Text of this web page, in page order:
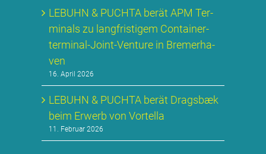
LE­BUHN & PUCH­TA be­rät APM Ter­
mi­nals zu lang­fris­ti­gem Con­tai­ner­
ter­mi­nal-Joint-Ven­ture in Bre­mer­ha­
ven
16. April 2026
LE­BUHN & PUCH­TA be­rät Drags­bæk
beim Er­werb von Vortel­la
11. Februar 2026